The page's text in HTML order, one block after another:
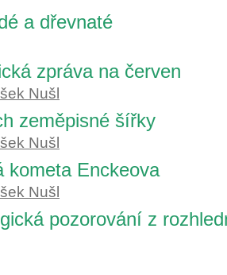
a dřevnaté
zpráva na červen
Nušl
zeměpisné šířky
Nušl
kometa Enckeova
Nušl
pozorování z